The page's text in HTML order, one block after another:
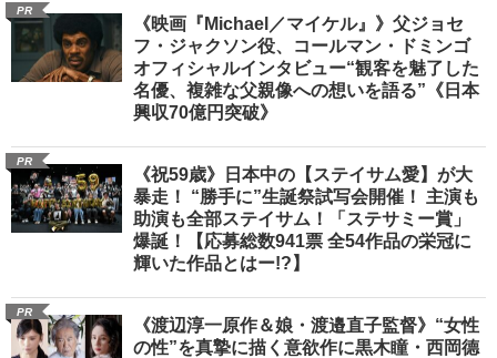
PR
《映画『Michael／マイケル』》父ジョセ
フ・ジャクソン役、コールマン・ドミンゴ
オフィシャルインタビュー“観客を魅了した
名優、複雑な父親像への想いを語る”《日本
興収70億円突破》
PR
《祝59歳》日本中の【ステイサム愛】が大
暴走！ “勝手に”生誕祭試写会開催！ 主演も
助演も全部ステイサム！「ステサミー賞」
爆誕！【応募総数941票 全54作品の栄冠に
輝いた作品とはー!?】
PR
《渡辺淳一原作＆娘・渡邉直子監督》“女性
の性”を真摯に描く意欲作に黒木瞳・西岡德